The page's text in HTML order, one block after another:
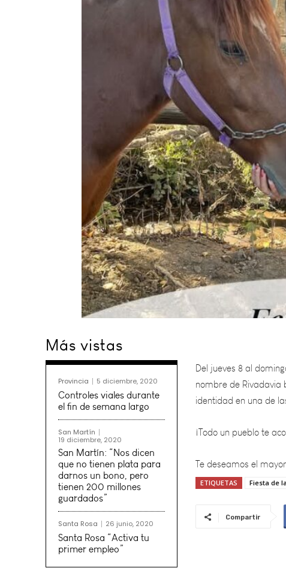
Más vistas
Provincia 5 diciembre, 2020
Controles viales durante
el fin de semana largo
San Martín
19 diciembre, 2020
San Martín: “Nos dicen
que no tienen plata para
darnos un bono, pero
tienen 200 millones
guardados”
Santa Rosa 26 junio, 2020
Santa Rosa “Activa tu
primer empleo”
nombre de
identidad en una
¡Todo un pueblo te
Te deseamos el
ETIQUETAS Fiesta de
Compartir